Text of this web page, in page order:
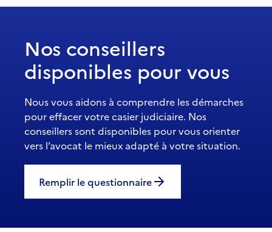
Nos conseillers
disponibles pour vous
Nous vous aidons à comprendre les démarches
pour effacer votre casier judiciaire. Nos
conseillers sont disponibles pour vous orienter
vers l’avocat le mieux adapté à votre situation.
Remplir le questionnaire